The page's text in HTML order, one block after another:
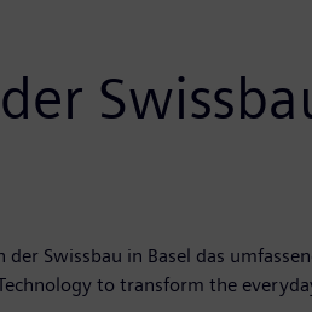
Swissbau in Basel das
to transform the